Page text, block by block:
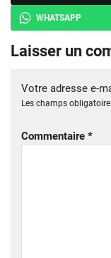
WHATSAPP
Laisser un
Votre adresse e-
Les champs
Commentaire *